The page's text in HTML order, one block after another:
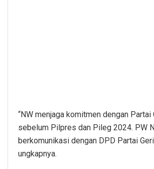
“NW menjaga komitmen dengan Partai
sebelum Pilpres dan Pileg 2024. PW
berkomunikasi dengan DPD Partai
ungkapnya.